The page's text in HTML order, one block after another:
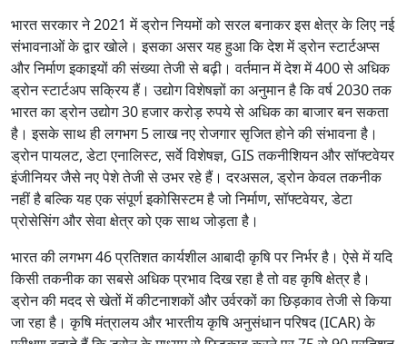
भारत सरकार ने 2021 में ड्रोन नियमों को सरल बनाकर इस क्षेत्र के लिए नई
संभावनाओं के द्वार खोले। इसका असर यह हुआ कि देश में ड्रोन स्टार्टअप्स
और निर्माण इकाइयों की संख्या तेजी से बढ़ी। वर्तमान में देश में 400 से अधिक
ड्रोन स्टार्टअप सक्रिय हैं। उद्योग विशेषज्ञों का अनुमान है कि वर्ष 2030 तक
भारत का ड्रोन उद्योग 30 हजार करोड़ रुपये से अधिक का बाजार बन सकता
है। इसके साथ ही लगभग 5 लाख नए रोजगार सृजित होने की संभावना है।
ड्रोन पायलट, डेटा एनालिस्ट, सर्वे विशेषज्ञ, GIS तकनीशियन और सॉफ्टवेयर
इंजीनियर जैसे नए पेशे तेजी से उभर रहे हैं। दरअसल, ड्रोन केवल तकनीक
नहीं है बल्कि यह एक संपूर्ण इकोसिस्टम है जो निर्माण, सॉफ्टवेयर, डेटा
प्रोसेसिंग और सेवा क्षेत्र को एक साथ जोड़ता है।
भारत की लगभग 46 प्रतिशत कार्यशील आबादी कृषि पर निर्भर है। ऐसे में यदि
किसी तकनीक का सबसे अधिक प्रभाव दिख रहा है तो वह कृषि क्षेत्र है।
ड्रोन की मदद से खेतों में कीटनाशकों और उर्वरकों का छिड़काव तेजी से किया
जा रहा है। कृषि मंत्रालय और भारतीय कृषि अनुसंधान परिषद (ICAR) के